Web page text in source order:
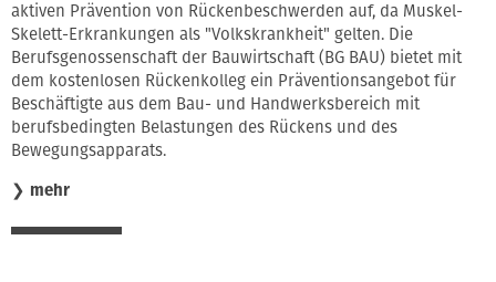
aktiven Prävention von Rückenbeschwerden auf, da Muskel-
Skelett-Erkrankungen als "Volkskrankheit" gelten. Die
Berufsgenossenschaft der Bauwirtschaft (BG BAU) bietet mit
dem kostenlosen Rückenkolleg ein Präventionsangebot für
Beschäftigte aus dem Bau- und Handwerksbereich mit
berufsbedingten Belastungen des Rückens und des
Bewegungsapparats.
❯ mehr